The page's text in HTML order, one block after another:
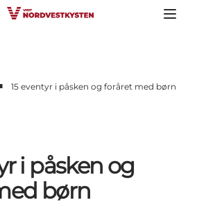
ferie
15 eventyr i påsken og foråret med børn
i påsken og
børn